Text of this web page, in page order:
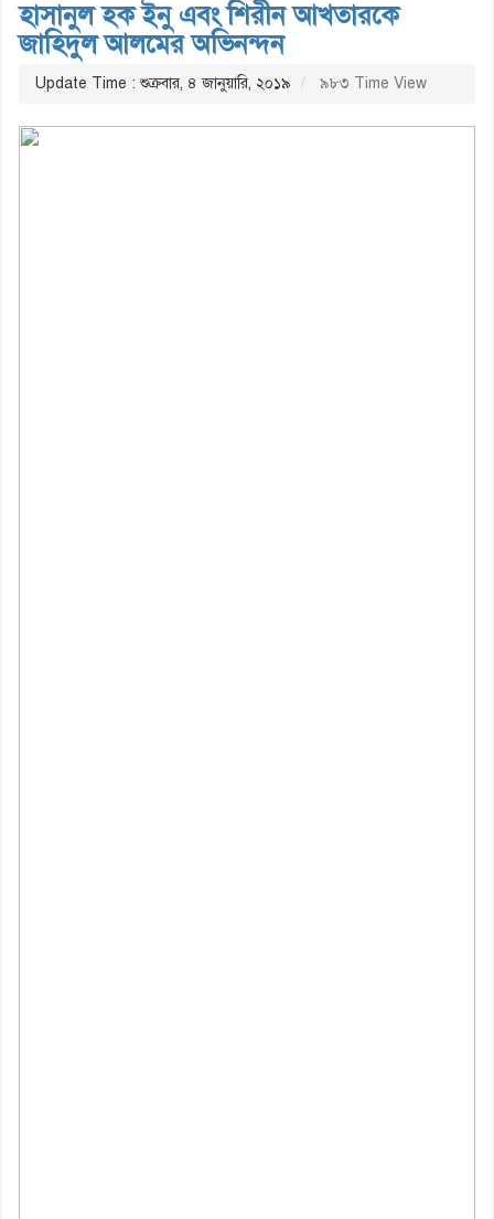
হাসানুল হক ইনু এবং শিরীন আখতারকে
জাহিদুল আলমের অভিনন্দন
Update Time : শুক্রবার, ৪ জানুয়ারি, ২০১৯ ৯৮৩ Time View